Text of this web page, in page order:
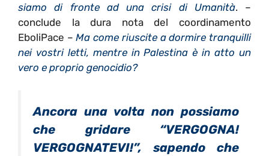
siamo di fronte ad una crisi di Umanità. –
conclude la dura nota del coordinamento
EboliPace –Ma come riuscite a dormire tranquilli
nei vostri letti, mentre in Palestina è in atto un
vero e proprio genocidio?
Ancora una volta non possiamo
che gridare “VERGOGNA!
VERGOGNATEVI!”, sapendo che